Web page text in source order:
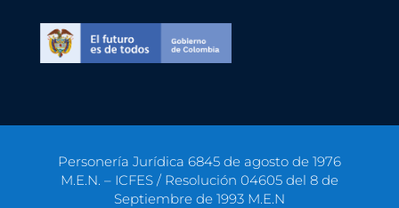
Personería Jurídica 6845 de agosto de 1976
M.E.N. – ICFES / Resolución 04605 del 8 de
Septiembre de 1993 M.E.N